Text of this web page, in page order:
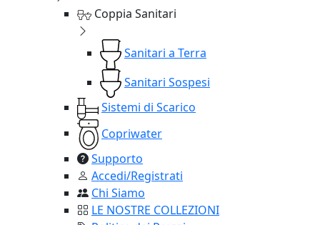
Coppia Sanitari
Sanitari a Terra
Sanitari Sospesi
Sistemi di Scarico
Copriwater
Supporto
Accedi/Registrati
Chi Siamo
LE NOSTRE COLLEZIONI